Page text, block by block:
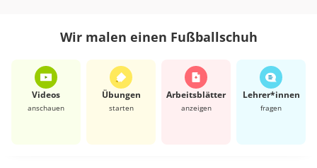
Wir malen einen Fußballschuh
Videos
anschauen
Übungen
starten
Arbeits­blätter
anzeigen
Lehrer*​innen
fragen